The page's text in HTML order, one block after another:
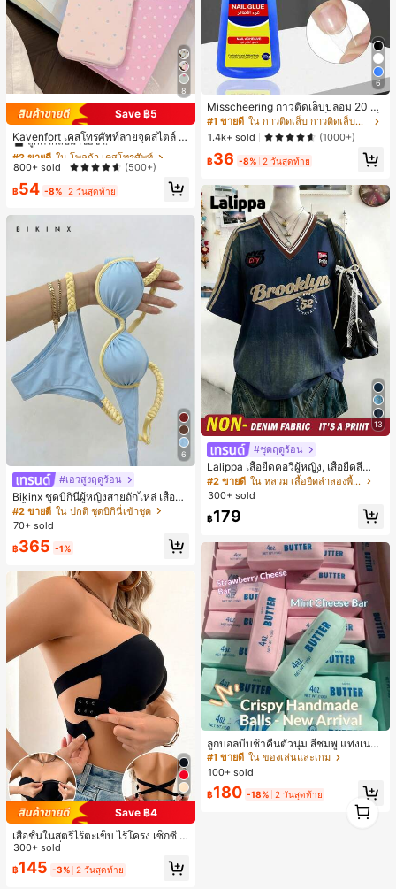
8
Save ฿5
Kavenfort เคสโทรศัพท์ลายจุดสไตล์ I
NS สุดอินเทรนด์, ใช้ได้กับ Apple 17, 1
6 Pro, กันกระแทก 15, สี Macaron Col
or Block 14, เคสนิ่ม 13, สไตล์ผู้หญิง, ล
ายเรขาคณิต, มินิมอล, สดใส & เรียบง่า
ย, สไตล์ Color Block, Niche, สไตล์ IN
#2 ขายดี ใน โพลก้า เคสโทรศัพท์
ลูกค้ากลับมาซื้อซ้ำ!
#2 ขายดี ใน โพลก้า เคสโทรศัพท์
ลูกค้ากลับมาซื้อซ้ำ!
#2 ขายดี ใน โพลก้า เคสโทรศัพท์
ลูกค้ากลับมาซื้อซ้ำ!
#2 ขายดี
ลูกค้ากลับมาซื้อซ้ำ!
800+ sold (500+)
฿54 -8% 2 วันสุดท้าย
6
#เอวสูงฤดูร้อน
Bikinx ชุดบิกินี่ผู้หญิงสายถักไหล่ เสื้อว่า
ยน้ำวันพีซมีโครงพร้อมสายผูกหลังสีตัด
กัน สำหรับเที่ยวพักผ่อน ชายหาด ฤดูร้อ
#2 ขายดี ใน ปกติ ชุดบิกินี่เข้าชุด
70+ sold
฿365 -1%
Save ฿4
เสื้อชั้นในสตรีไร้ตะเข็บ ไร้โครง เซ็กซี่ ด้
านข้างไม่ลื่น แผ่นรองถอดได้ ลายไขว้ห
ลัง ไร้สาย สบายตลอดวัน
300+ sold
฿145 -3% 2 วันสุดท้าย
6
Misscheering กาวติดเล็บปลอม 20 กรั
ม แรงยึดสูง เจลสติกเกอร์เล็บนุ่ม แห้งเร็
ว เหมาะสำหรับผู้เริ่มต้นทำเล็บ ติดทนน
าน
#1 ขายดี
ใน กาวติดเล็บ กาวติดเล็บและสารยึดติด
1.4k+ sold
(1000+)
฿36 -8% 2 วันสุดท้าย
13
#ชุดฤดูร้อน
Lalippa เสื้อยืดคอวีผู้หญิง, เสื้อยืดสีน้ำเ
งินสไตล์มินิมอลเรโทร, เสื้อยืดผู้หญิงทร
งหลวมสบาย, พิมพ์ตัวอักษรและตัวเลข
ดูร้อน, ลวดลายดีไซน์, ความรู้สึกพรีเมีย
น, กลางแจ้ง, ช้อปปิ้ง, การเดินทาง, เสื้อ
ผ้ากลางแจ้ง
#2 ขายดี
ใน หลวม เสื้อยืดลำลองพื้นฐาน
300+ sold
฿179
ลูกบอลบีบช้าคืนตัวนุ่ม สีชมพู แท่งเนย
บีบคลายเครียด นุ่มยืดหยุ่น ของเล่นบีบ
4 ออนซ์ ของเล่นเกลือ เหมาะสำหรับขอ
งขวัญวันหยุด ของขวัญสนุกและน่ารัก
ของขวัญวันเกิด ของขวัญอีสเตอร์ ของ
ขวัญฮาโลวีน ของขวัญคริสต์มาส ของข
วัญปาร์ตี้ สกวิชชี่ ของเล่นสกวิชชี่ ของเ
#1 ขายดี ใน ของเล่นและเกม
100+ sold
฿180 -18% 2 วันสุดท้าย
1